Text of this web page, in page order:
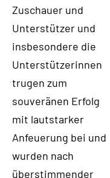
Zuschauer und
Unterstützer und
insbesondere die
Unterstützerinnen
trugen zum
souveränen Erfolg
mit lautstarker
Anfeuerung bei und
wurden nach
überstimmender